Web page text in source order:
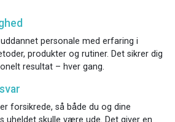
personale med erfaring i
produkter og rutiner. Det sikrer dig
resultat – hver gang.
forsikrede, så både du og dine
uheldet skulle være ude. Det giver en